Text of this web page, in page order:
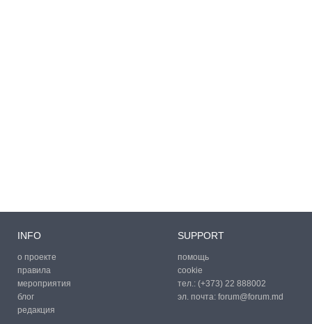
INFO
о проекте
правила
мероприятия
блог
редакция
SUPPORT
помощь
cookie
тел.: (+373) 22 888002
эл. почта: forum@forum.md